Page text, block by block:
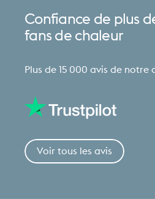
Confiance de plus
fans de chaleur
Plus de 15 000 avis de
Voir tous les avis